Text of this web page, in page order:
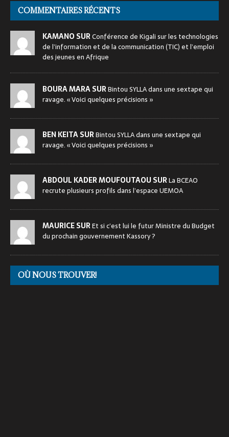
COMMENTAIRES RÉCENTS
KAMANO SURConférence de Kigali sur les technologies
de l’information et de la communication (TIC) et l’emploi
des jeunes en Afrique
BOURA MARA SURBintou SYLLA dans une sextape qui
ravage. « Voici quelques précisions »
BEN KEITA SURBintou SYLLA dans une sextape qui
ravage. « Voici quelques précisions »
ABDOUL KADER MOUFOUTAOU SURLa BCEAO
recrute plusieurs profils dans l’espace UEMOA
MAURICE SUREt si c’est lui le futur Ministre du Budget
du prochain gouvernement Kassory ?
OÙ NOUS TROUVER!